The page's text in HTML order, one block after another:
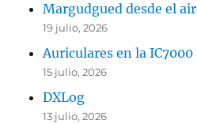
Margudgued desde el
19 julio, 2026
Auriculares en la IC7000
15 julio, 2026
DXLog
13 julio, 2026